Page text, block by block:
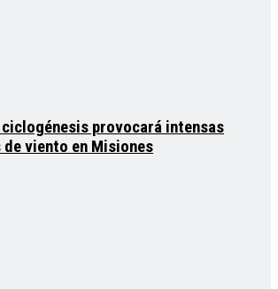
ciclogénesis provocará intensas
viento en Misiones